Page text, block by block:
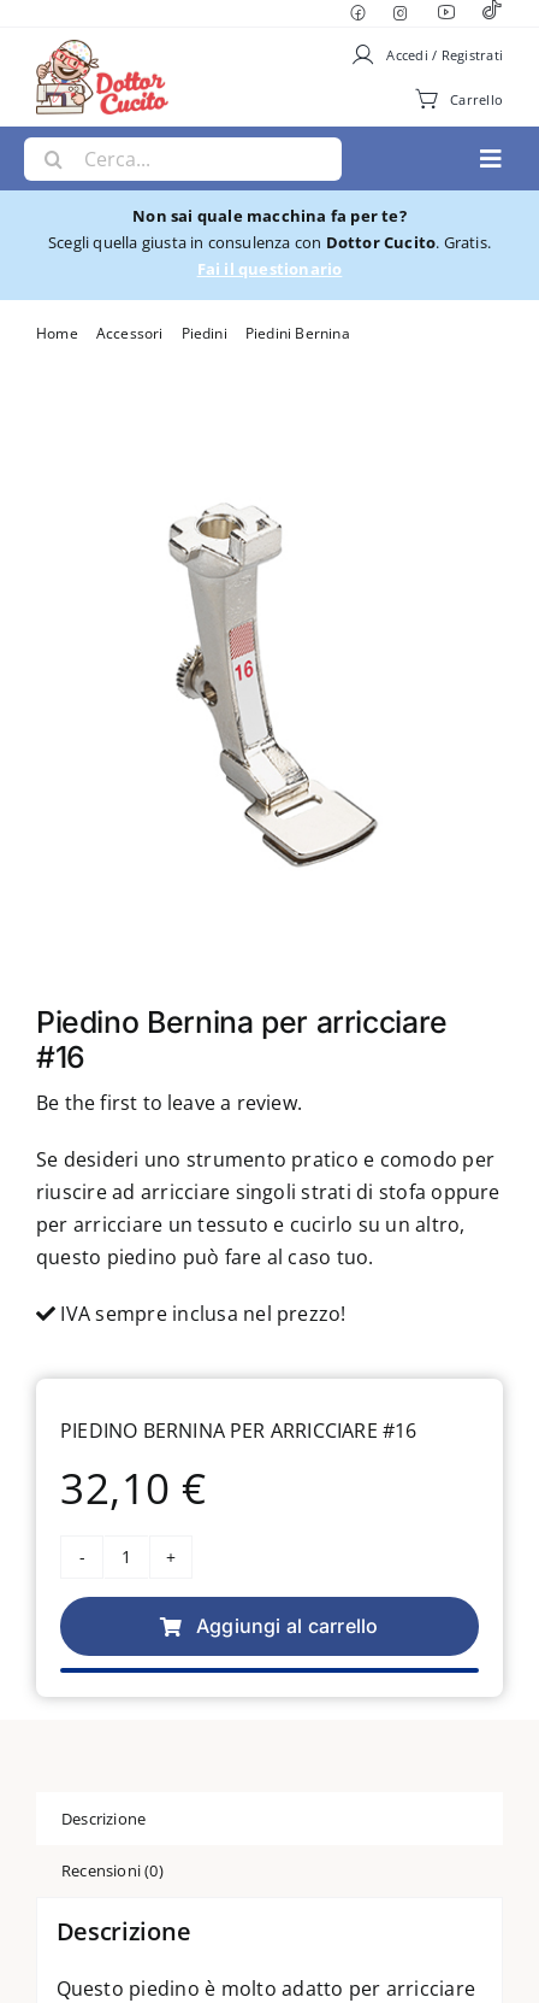
contenuto
Accedi / Registrati
Carrello
Cerca
per:
Macchine per Cucire
Ricamatrici
Non sai quale macchina fa per te?
Scegli quella giusta in consulenza con Dottor Cucito. Gratis.
Fai il questionario
Home Accessori Piedini
Piedini Bernina
Piedino Bernina per arricciare
#16
Be the first to leave a review.
Se desideri uno strumento pratico e comodo per
riuscire ad arricciare singoli strati di stofa oppure
per arricciare un tessuto e cucirlo su un altro,
questo piedino può fare al caso tuo.
IVA sempre inclusa nel prezzo!
PIEDINO BERNINA PER ARRICCIARE #16
32,10€
Piedino
Bernina
#16
quantità
Aggiungi al carrello
Descrizione
Recensioni (0)
Descrizione
Questo piedino è molto adatto per arricciare